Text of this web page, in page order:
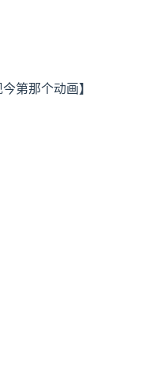
第那个动画】